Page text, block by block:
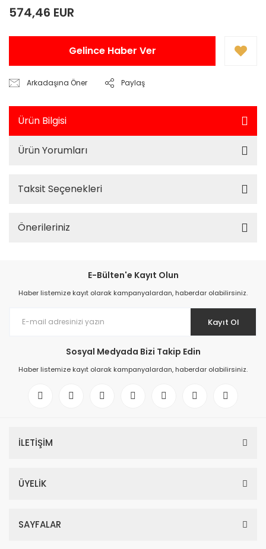
574,46 EUR
Gelince Haber Ver
Arkadaşına Öner Paylaş
Ürün Bilgisi
Ürün Yorumları
Taksit Seçenekleri
Önerileriniz
E-Bülten'e Kayıt Olun
Haber listemize kayıt olarak kampanyalardan, haberdar olabilirsiniz.
Kayıt Ol
Sosyal Medyada Bizi Takip Edin
Haber listemize kayıt olarak kampanyalardan, haberdar olabilirsiniz.
İLETİŞİM
ÜYELİK
SAYFALAR